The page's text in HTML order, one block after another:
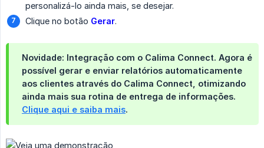
personalizá-lo ainda mais, se desejar.
Clique no botão Gerar.
Novidade: Integração com o Calima Connect. Agora é
possível gerar e enviar relatórios automaticamente
aos clientes através do Calima Connect , otimizando
ainda mais sua rotina de entrega de informações.
Clique aqui e saiba mais.